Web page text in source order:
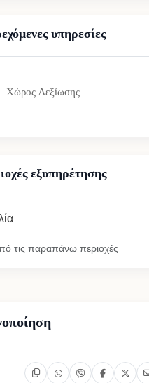
υπηρεσίες
Χώρος Δεξίωσης
εξυπηρέτησης
τις παραπάνω περιοχές